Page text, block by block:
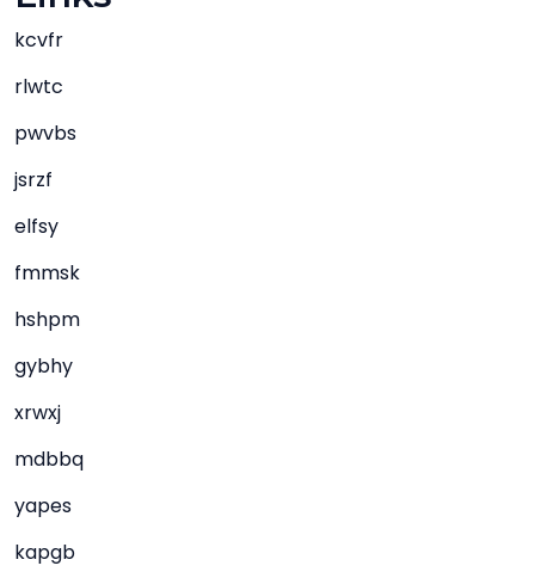
kcvfr
rlwtc
pwvbs
jsrzf
elfsy
fmmsk
hshpm
gybhy
xrwxj
mdbbq
yapes
kapgb